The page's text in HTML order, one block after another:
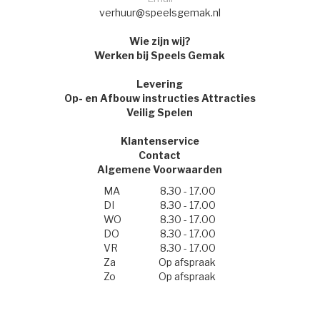
verhuur@speelsgemak.nl
Wie zijn wij?
Werken bij Speels Gemak
Levering
Op- en Afbouw instructies Attracties
Veilig Spelen
Klantenservice
Contact
Algemene Voorwaarden
MA
8.30 - 17.00
DI
8.30 - 17.00
WO
8.30 - 17.00
DO
8.30 - 17.00
VR
8.30 - 17.00
Za
Op afspraak
Zo
Op afspraak